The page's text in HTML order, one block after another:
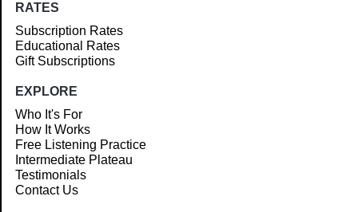
RATES
Subscription Rates
Educational Rates
Gift Subscriptions
EXPLORE
Who It's For
How It Works
Free Listening Practice
Intermediate Plateau
Testimonials
Contact Us